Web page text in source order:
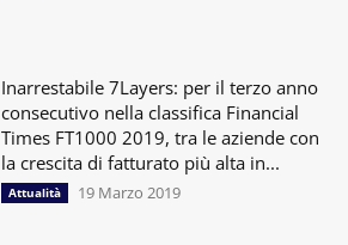
Inarrestabile 7Layers: per il terzo anno
consecutivo nella classifica Financial
Times FT1000 2019, tra le aziende con
la crescita di fatturato più alta in...
Attualità 19 Marzo 2019